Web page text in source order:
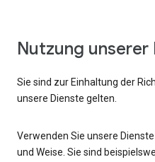
Nutzung unserer
Sie sind zur Einhaltung der
unsere Dienste gelten.
Verwenden Sie unsere
und Weise. Sie sind